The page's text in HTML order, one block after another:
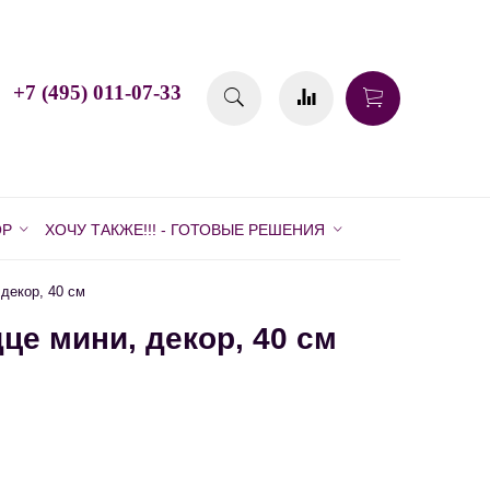
+7 (495) 011-07-33
ХОЧУ ТАКЖЕ!!! - ГОТОВЫЕ РЕШЕНИЯ
40 см
мини, декор, 40 см